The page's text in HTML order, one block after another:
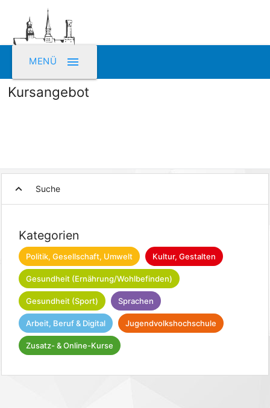
menu
MENÜ
Kursangebot
expand_more Suche
Kategorien
Politik, Gesellschaft, Umwelt Kultur, Gestalten
Gesundheit (Ernährung/Wohlbefinden)
Gesundheit (Sport) Sprachen
Arbeit, Beruf & Digital Jugendvolkshochschule
Zusatz- & Online-Kurse